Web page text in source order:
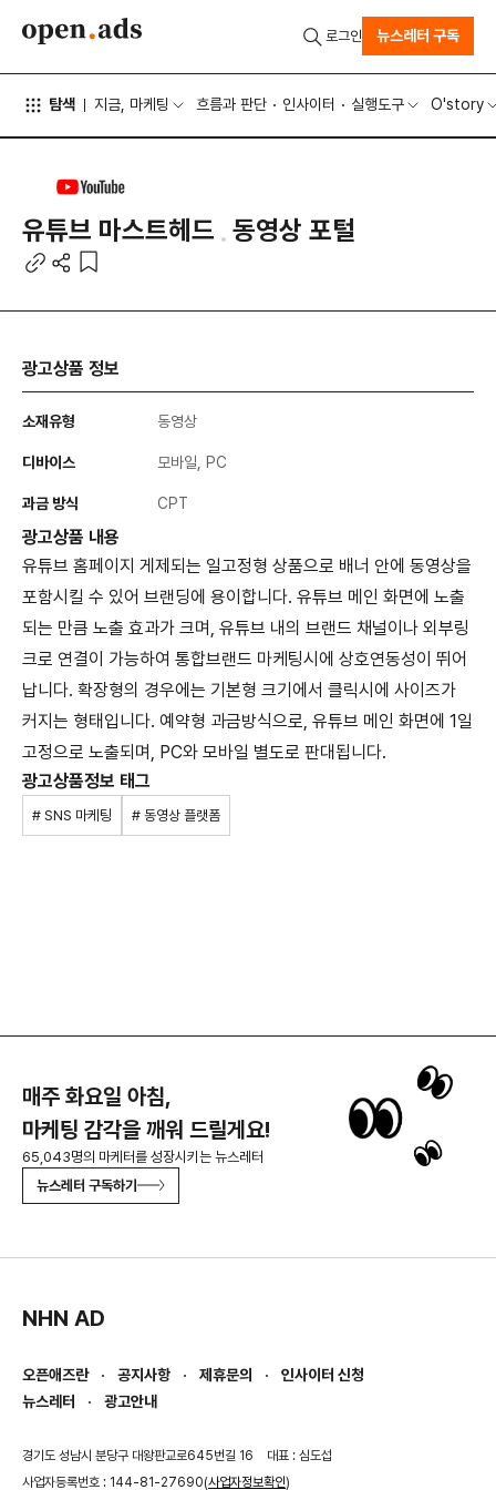
탐색 지금, 마케팅 흐름과 판단 인사이터 실행도구 O'story
로그인 뉴스레터 구독
유튜브 마스트헤드 동영상 포털
광고상품 정보
소재유형 동영상
디바이스 모바일, PC
과금 방식 CPT
광고상품 내용
유튜브 홈페이지 게제되는 일고정형 상품으로 배너 안에 동영상을
포함시킬 수 있어 브랜딩에 용이합니다. 유튜브 메인 화면에 노출
되는 만큼 노출 효과가 크며, 유튜브 내의 브랜드 채널이나 외부링
크로 연결이 가능하여 통합브랜드 마케팅시에 상호연동성이 뛰어
납니다. 확장형의 경우에는 기본형 크기에서 클릭시에 사이즈가
커지는 형태입니다. 예약형 과금방식으로, 유튜브 메인 화면에 1일
고정으로 노출되며, PC와 모바일 별도로 판대됩니다.
광고상품정보 태그
# SNS 마케팅 # 동영상 플랫폼
매주 화요일 아침,
마케팅 감각을 깨워 드릴게요!
65,043명의 마케터를 성장시키는 뉴스레터
뉴스레터 구독하기
NHN AD
오픈애즈란 공지사항 제휴문의
인사이터 신청
뉴스레터
광고안내
경기도 성남시 분당구 대왕판교로645번길 16
대표 : 심도섭
사업자등록번호 : 144-81-27690(사업자정보확인)